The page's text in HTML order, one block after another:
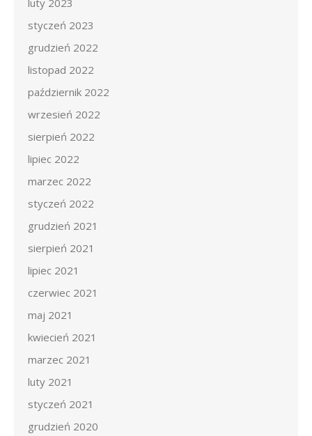
luty 2023
styczeń 2023
grudzień 2022
listopad 2022
październik 2022
wrzesień 2022
sierpień 2022
lipiec 2022
marzec 2022
styczeń 2022
grudzień 2021
sierpień 2021
lipiec 2021
czerwiec 2021
maj 2021
kwiecień 2021
marzec 2021
luty 2021
styczeń 2021
grudzień 2020